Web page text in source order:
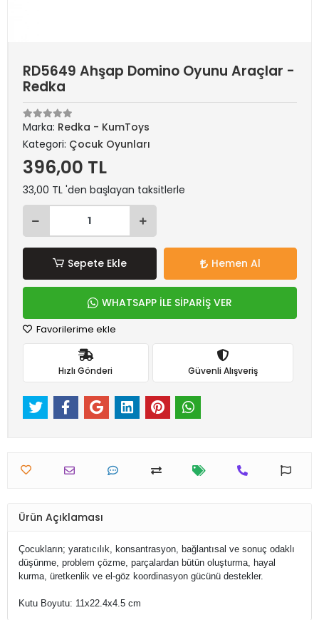
RD5649 Ahşap Domino Oyunu Araçlar -
Redka
Marka: Redka - KumToys
Kategori: Çocuk Oyunları
396,00 TL
33,00 TL 'den başlayan taksitlerle
Sepete Ekle Hemen Al
WHATSAPP İLE SİPARİŞ VER
Favorilerime ekle
Hızlı Gönderi Güvenli Alışveriş
Ürün Açıklaması
Çocukların; yaratıcılık, konsantrasyon, bağlantısal ve sonuç odaklı
düşünme, problem çözme, parçalardan bütün oluşturma, hayal
kurma, üretkenlik ve el-göz koordinasyon gücünü destekler.
Kutu Boyutu: 11x22.4x4.5 cm